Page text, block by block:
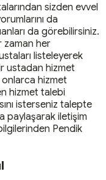
sizden evvel
da
da görebilirsiniz.
zaman her
listeleyerek
ustadan hizmet
hizmet
hizmet talebi
isterseniz talepte
paylaşarak iletişim
Pendik